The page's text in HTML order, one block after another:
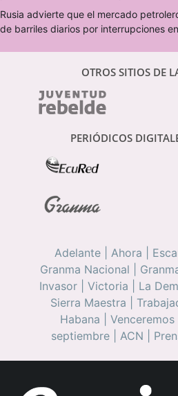
Rusia advierte que el mercado
de barriles diarios por interrupciones
OTROS SITIOS DE
PERIÓDICOS
Adelante Ahora
Granma Nacional
Invasor
Victoria La
Sierra Maestra
Habana
Venceremos|
septiembre| ACN